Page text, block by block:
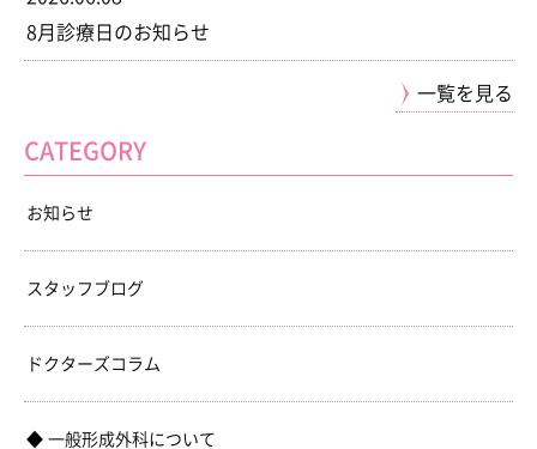
8月診療日のお知らせ
一覧を見る
CATEGORY
お知らせ
スタッフブログ
ドクターズコラム
一般形成外科について